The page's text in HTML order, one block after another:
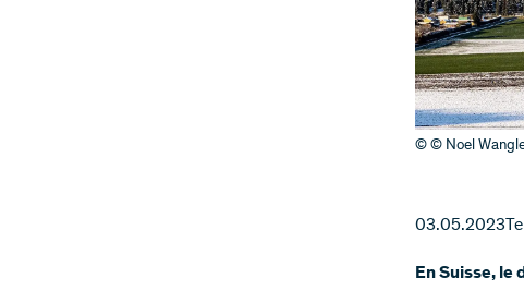
© © Noel
03.05.2023
En Suisse, le